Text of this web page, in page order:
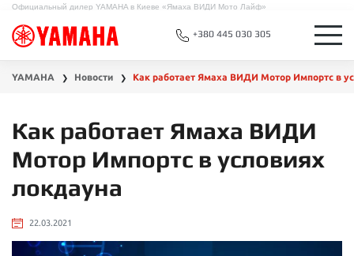
Официальный дилер YAMAHA в Киеве «Ямаха ВИДИ Мото Лайф»
+380 445 030 305
YAMAHA ❯ Новости ❯ Как работает Ямаха ВИДИ Мотор Импортс в
Как работает Ямаха ВИДИ
Мотор Импортс в условиях
локдауна
22.03.2021